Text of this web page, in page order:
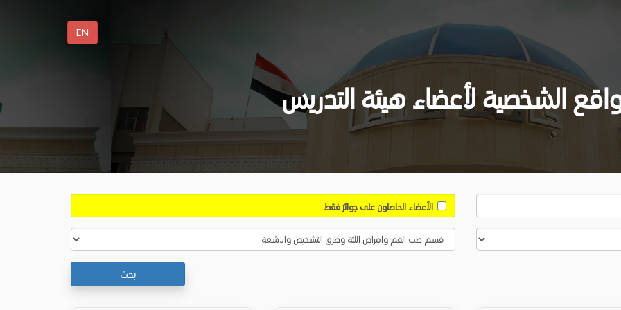
EN
الشخصية لأعضاء هيئة التدريس
الأعضاء الحاصلون على جوائز فقط